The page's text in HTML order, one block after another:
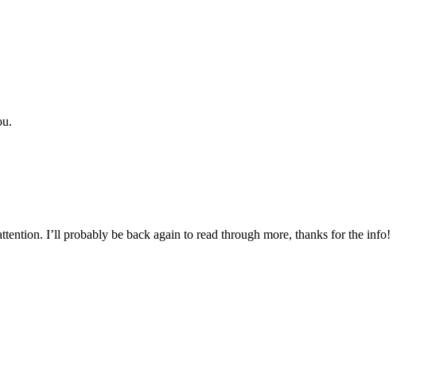
I’ll probably be back again to read through more, thanks for the info!